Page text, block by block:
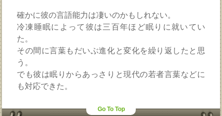
確かに彼の言語能力は凄いのかもしれない。
冷凍睡眠によって彼は三百年ほど眠りに就いてい
た。
その間に言葉もだいぶ進化と変化を繰り返したと思
う。
でも彼は眠りからあっさりと現代の若者言葉などに
も対応できた。
Go To Top